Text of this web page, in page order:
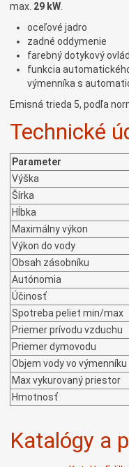
max. 29 kW.
oceľové jadro
zadné oddymenie
farebný dotykový
funkcia
výmenníka s
Emisná trieda 5, podľa
Technické
Parameter
Výška
Šírka
Hĺbka
Maximálny výkon
Výkon do vody
Obsah zásobníku
Autónomia
Účinosť
Spotreba peliet min/max
Priemer prívodu vzduchu
Priemer dymovodu
Objem vody vo výmenníku
Max vykurovaný priestor
Hmotnosť
Katalógy a